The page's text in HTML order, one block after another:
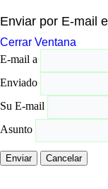
Enviar por E-mail
Cerrar Ventana
E-mail a
Enviado
Su E-mail
Asunto
Enviar Cancelar